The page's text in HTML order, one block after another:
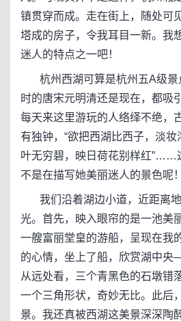
镇贯穿而成。走在街上，随处可
塔成的房子，令我耳目一新。我
迷人的特点之一吧！
杭州西湖可算是杭州五A级景
时的唐宋元明清还是现在，都吸
每天来这里游玩的人络绎不绝，
有独钟，“欲把西湖比西子，淡妆
叶无穷碧，映日荷花别样红”……
不是在描写她美丽迷人的景色呢！
我们沿着湖边小道，近距离地
光。首先，映入眼帘的是一池美
一艘富丽堂皇的游船，呈现在我
的心情，坐上了船，欣赏湖中央
从远处看，三个青黑色的石墩错
一个三角形状，奇妙无比。此后
景。我还真被西湖这美景深深陶